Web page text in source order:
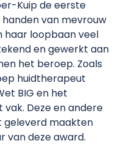
Kuip de eerste
van mevrouw
haar loopbaan veel
en gewerkt aan
het beroep. Zoals
huidtherapeut
BIG en het
Deze en andere
geleverd maakten
van deze award.